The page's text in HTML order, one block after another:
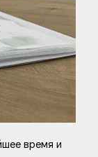
время и